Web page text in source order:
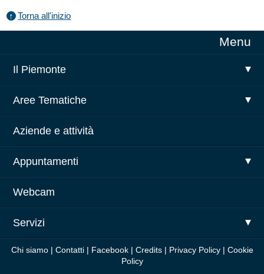
Torna all'inizio
principale
Menu
Il Piemonte
Aree Tematiche
Aziende e attività
Appuntamenti
Webcam
Servizi
Chi siamo| Contatti| Facebook| Credits| Privacy Policy| Cookie
Policy